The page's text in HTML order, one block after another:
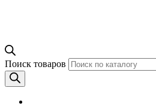
Поиск товаров